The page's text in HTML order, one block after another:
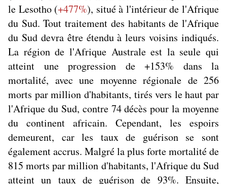
le Lesotho (+477%), situé à l'intérieur de l'Afrique
du Sud. Tout traitement des habitants de l'Afrique
du Sud devra être étendu à leurs voisins indiqués.
La région de l'Afrique Australe est la seule qui
atteint une progression de +153% dans la
mortalité, avec une moyenne régionale de 256
morts par million d'habitants, tirés vers le haut par
l'Afrique du Sud, contre 74 décès pour la moyenne
du continent africain. Cependant, les espoirs
demeurent, car les taux de guérison se sont
également accrus. Malgré la plus forte mortalité de
815 morts par million d'habitants, l'Afrique du Sud
atteint un taux de guérison de 93%. Ensuite,